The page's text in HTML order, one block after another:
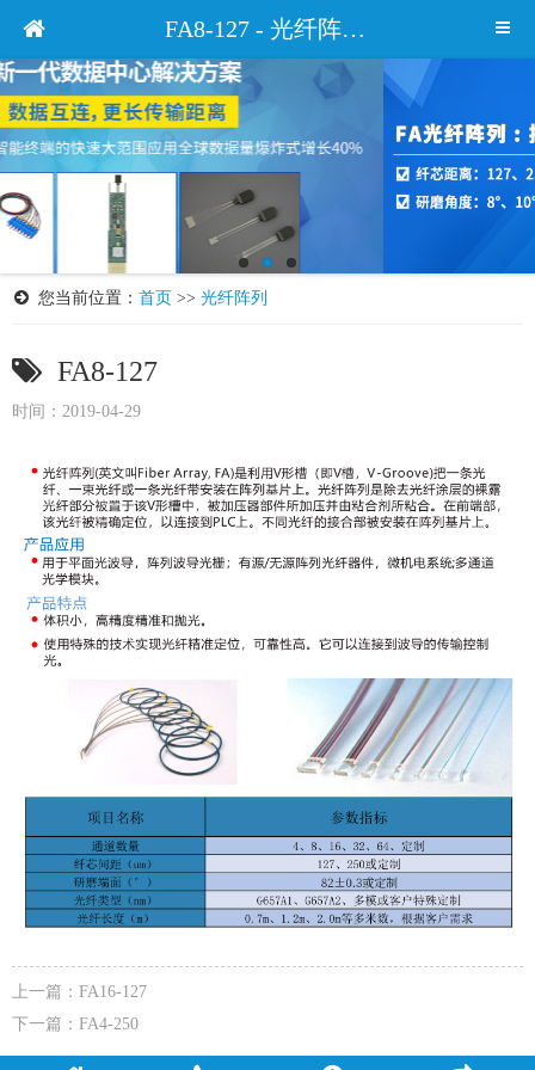
FA8-127 - 光纤阵列 - 产品中心 - 苏州易缆微光电技术有限公司官网
您当前位置： 首页 >> 光纤阵列
FA8-127
时间：2019-04-29
上一篇： FA16-127
下一篇： FA4-250